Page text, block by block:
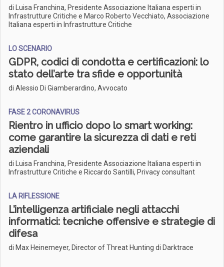
di Luisa Franchina, Presidente Associazione Italiana esperti in
Infrastrutture Critiche e Marco Roberto Vecchiato, Associazione
Italiana esperti in Infrastrutture Critiche
LO SCENARIO
GDPR, codici di condotta e certificazioni: lo
stato dell’arte tra sfide e opportunità
di Alessio Di Giamberardino, Avvocato
FASE 2 CORONAVIRUS
Rientro in ufficio dopo lo smart working:
come garantire la sicurezza di dati e reti
aziendali
di Luisa Franchina, Presidente Associazione Italiana esperti in
Infrastrutture Critiche e Riccardo Santilli, Privacy consultant
LA RIFLESSIONE
L’intelligenza artificiale negli attacchi
informatici: tecniche offensive e strategie di
difesa
di Max Heinemeyer, Director of Threat Hunting di Darktrace